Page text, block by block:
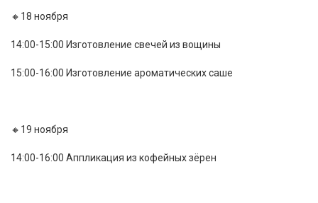
🔸18 ноября
14:00-15:00 Изготовление свечей из вощины
15:00-16:00 Изготовление ароматических саше
🔸19 ноября
14:00-16:00 Аппликация из кофейных зёрен